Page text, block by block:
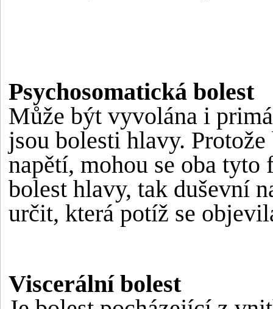
Psychosomatická bolest
Může být vyvolána i
jsou bolesti hlavy.
napětí, mohou se oba
bolest hlavy, tak duševní
určit, která potíž se
Viscerální bolest